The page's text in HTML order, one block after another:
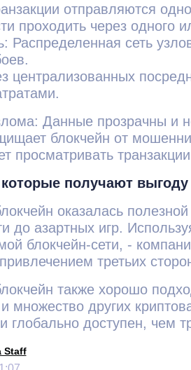
отправляются
проходить через одного
Распределенная сеть
централизованных
Данные прозрачны и
блокчейн от
просматривать
получают выгоду
оказалась
до азартных игр.
блокчейн-сети, -
третьих
также хорошо
множество других
глобально доступен, чем
Staff